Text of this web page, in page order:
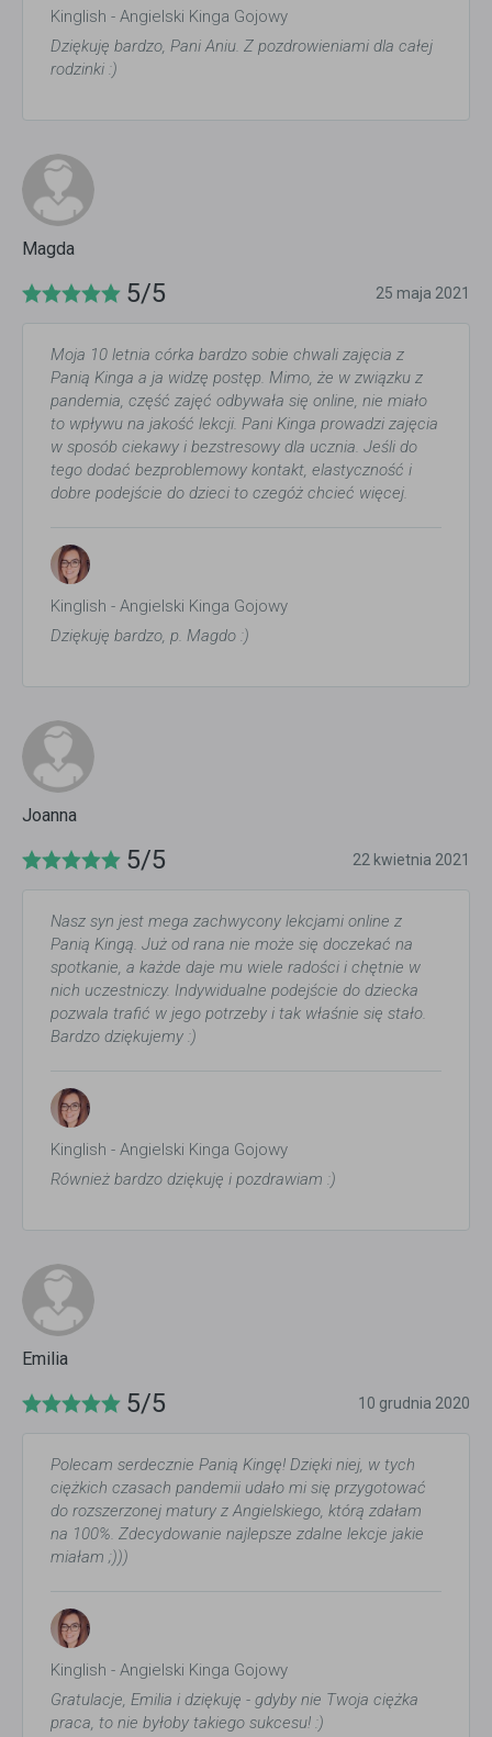
Kinglish - Angielski Kinga Gojowy
Dziękuję bardzo, Pani Aniu. Z pozdrowieniami dla całej
rodzinki :)
Magda
5/5 25 maja 2021
Moja 10 letnia córka bardzo sobie chwali zajęcia z
Panią Kinga a ja widzę postęp. Mimo, że w związku z
pandemia, część zajęć odbywała się online, nie miało
to wpływu na jakość lekcji. Pani Kinga prowadzi zajęcia
w sposób ciekawy i bezstresowy dla ucznia. Jeśli do
tego dodać bezproblemowy kontakt, elastyczność i
dobre podejście do dzieci to czegóż chcieć więcej.
Kinglish - Angielski Kinga Gojowy
Dziękuję bardzo, p. Magdo :)
Joanna
5/5 22 kwietnia 2021
Nasz syn jest mega zachwycony lekcjami online z
Panią Kingą. Już od rana nie może się doczekać na
spotkanie, a każde daje mu wiele radości i chętnie w
nich uczestniczy. Indywidualne podejście do dziecka
pozwala trafić w jego potrzeby i tak właśnie się stało.
Bardzo dziękujemy :)
Kinglish - Angielski Kinga Gojowy
Również bardzo dziękuję i pozdrawiam :)
Emilia
5/5 10 grudnia 2020
Polecam serdecznie Panią Kingę! Dzięki niej, w tych
ciężkich czasach pandemii udało mi się przygotować
do rozszerzonej matury z Angielskiego, którą zdałam
na 100%. Zdecydowanie najlepsze zdalne lekcje jakie
miałam ;)))
Kinglish - Angielski Kinga Gojowy
Gratulacje, Emilia i dziękuję - gdyby nie Twoja ciężka
praca, to nie byłoby takiego sukcesu! :)